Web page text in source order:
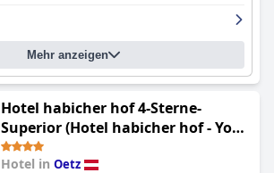
Mehr anzeigen
Hotel habicher hof 4-Sterne-
Superior (Hotel habicher hof - Your
4-Star Superior Wellness Hideaway)
Hotel in Oetz